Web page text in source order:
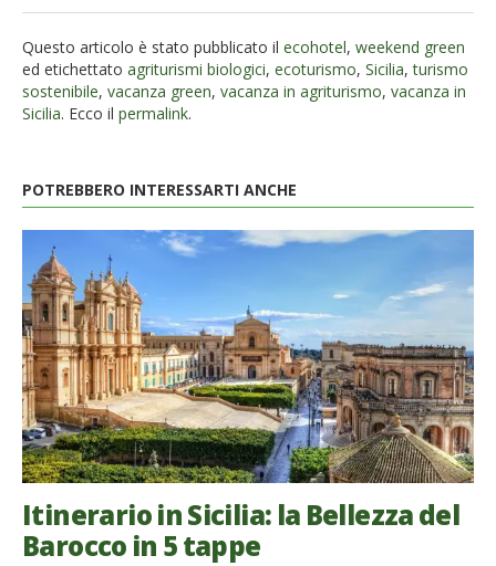
Questo articolo è stato pubblicato il ecohotel, weekend green
ed etichettato agriturismi biologici, ecoturismo, Sicilia,turismo
sostenibile, vacanza green, vacanza in agriturismo, vacanza in
Sicilia. Ecco il permalink.
POTREBBERO INTERESSARTI ANCHE
Itinerario in Sicilia: la Bellezza del
Barocco in 5 tappe